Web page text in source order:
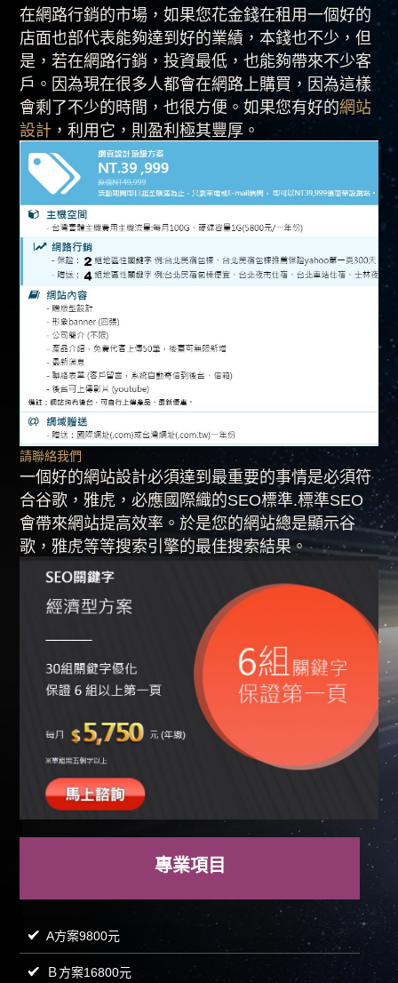
在網路行銷的市場，如果您花金錢在租用一個好的
店面也部代表能夠達到好的業績，本錢也不少，但
是，若在網路行銷，投資最低，也能夠帶來不少客
戶。因為現在很多人都會在網路上購買，因為這樣
會剩了不少的時間，也很方便。如果您有好的網站
設計 ，利用它，則盈利極其豐厚。
請聯絡我們
一個好的網站設計必須達到最重要的事情是必須符
合谷歌，雅虎，必應國際織的SEO標準.標準SEO
會帶來網站提高效率。於是您的網站總是顯示谷
歌，雅虎等等搜索引擎的最佳搜索結果。
專業項目
A方案9800元
Ｂ方案16800元